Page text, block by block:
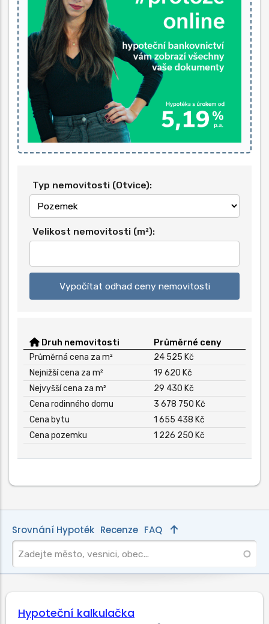
Typ nemovitosti (Otvice):
Velikost nemovitosti (m²):
Vypočítat odhad ceny nemovitosti
Druh nemovitosti Průměrné ceny
Průměrná cena za m²
24 525 Kč
Nejnižší cena za m²
19 620 Kč
Nejvyšší cena za m²
29 430 Kč
Cena rodinného domu
3 678 750 Kč
Cena bytu
1 655 438 Kč
Cena pozemku
1 226 250 Kč
Srovnání Hypoték Recenze FAQ
Hypoteční kalkulačka